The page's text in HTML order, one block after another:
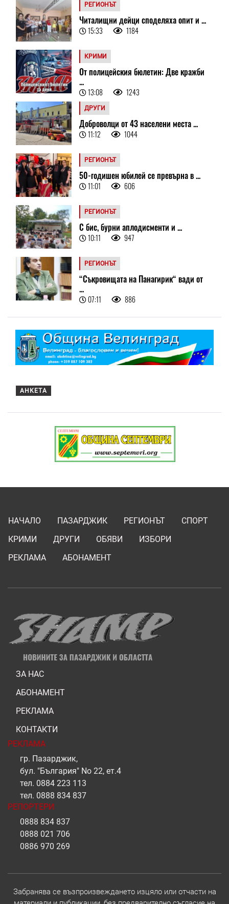
РЕГИОНЪТ
Читалищни дейци споделяха опит и ...
15:33 1184
КРИМИ
От полицейския бюлетин: Две кражби
...
13:08 1243
ДРУГИ
Доброволци от 43 населени места ...
11:12 1044
РЕГИОНЪТ
50-годишен юбилей се превърна в ...
11:01 606
РЕГИОНЪТ
С бис, бурни аплодисменти и ...
10:11 947
РЕГИОНЪТ
“Съкровищата на Панагирик“ вади от
...
07:11 886
АНКЕТА
НАЧАЛО ПАЗАРДЖИК РЕГИОНЪТ
СПОРТ
КРИМИ
ДРУГИ ОБЯВИ
ИЗБОРИ
РЕКЛАМА
АБОНАМЕНТ
ЗА НАС
АБОНАМЕНТ
РЕКЛАМА
КОНТАКТИ
РЕКЛАМА
гр. Пазарджик,
бул. "България" No 22, ет.4
тел. 0884 223 113
тел. 0888 834 837
РЕПОРТЕРИ
0888 834 837
0888 021 706
0886 970 269
Забранява се възпроизвеждането изцяло или отчасти на